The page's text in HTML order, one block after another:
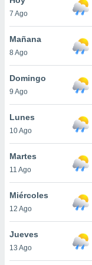
en
más
nuestra
de
cookies
aceptar
7 Ago
Mañana
8 Ago
Domingo
9 Ago
Lunes
10 Ago
Martes
11 Ago
Miércoles
12 Ago
Jueves
13 Ago